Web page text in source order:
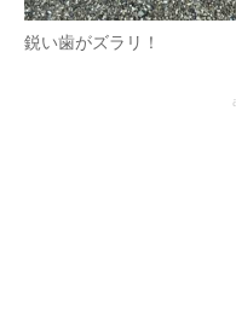
鋭い歯がズラリ！